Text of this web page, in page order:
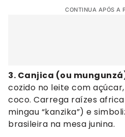
CONTINUA APÓS A
3. Canjica (ou
cozido no leite com
coco. Carrega raízes
mingau “kanzika”) e
brasileira na mesa junina.